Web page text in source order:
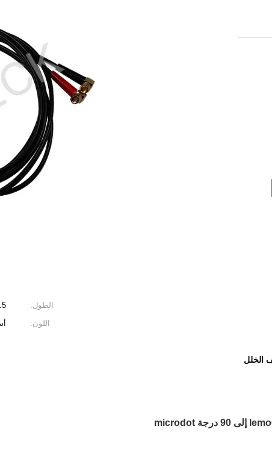
الطول:
1.5 م ،
اللون:
الخلل